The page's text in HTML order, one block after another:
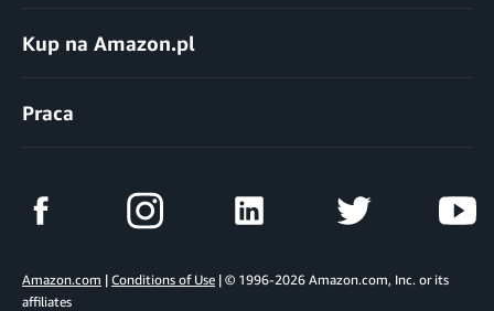
Kup na Amazon.pl
Praca
Amazon.com | Conditions of Use | © 1996-2026 Amazon.com, Inc. or its
affiliates